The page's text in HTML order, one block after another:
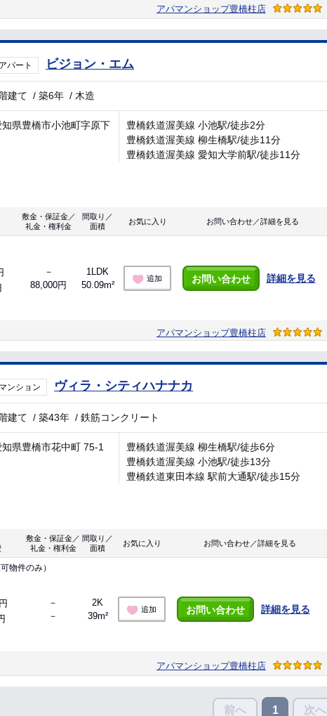
アパマンショップ豊橋柱店
アパート ビジョン・エム
建て /築6年 / 木造
知県豊橋市小池町字原下
豊橋鉄道渥美線 小池駅/徒歩2分
豊橋鉄道渥美線 柳生橋駅/徒歩11分
豊橋鉄道渥美線 愛知大学前駅/徒歩11分
敷金・保証金／
礼金・権利金
間取り／
面積
お気に入り お問い合わせ／詳細を見る
－
88,000円
1LDK
50.09m²
追加 お問い合わせ 詳細を見る
アパマンショップ豊橋柱店
マンション ヴィラ・シティハナナカ
建て /築43年 /鉄筋コンクリート
知県豊橋市花中町 75-1
豊橋鉄道渥美線 柳生橋駅/徒歩6分
豊橋鉄道渥美線 小池駅/徒歩13分
豊橋鉄道東田本線 駅前大通駅/徒歩15分
敷金・保証金／
礼金・権利金
間取り／
面積
お気に入り お問い合わせ／詳細を見る
物件のみ）
－
－
2K
39m²
追加 お問い合わせ 詳細を見る
アパマンショップ豊橋柱店
前へ 1 次へ